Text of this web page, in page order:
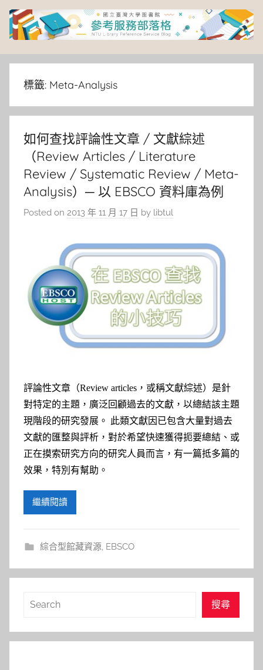
Skip
content
臺
灣
大
學
圖
書
考
部
落
格
標籤: Meta-Analysis
如何查找評論性文章 / 文獻綜述
（Review Articles / Literature
Review / Systematic Review / Meta-
Analysis）─ 以 EBSCO 資料庫為例
Posted on 2013 年 11 月 17 日 by libtul
評論性文章（Review articles，或稱文獻綜述）是針
對特定的主題，廣泛回顧過去的文獻，以總結該主題
現階段的研究發展。 此類文獻因已包含大量對過去
文獻的匯整與評析，對於希望快速獲得扼要總結、或
正在摸索研究方向的研究人員而言，有一篇抵多篇的
效果，特別有幫助。
繼續閱讀
綜合型館藏資源, EBSCO
搜
搜尋